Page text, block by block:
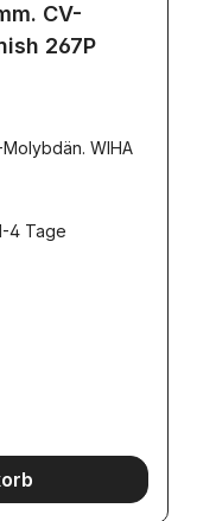
CV-
267P
WIHA
4 Tage